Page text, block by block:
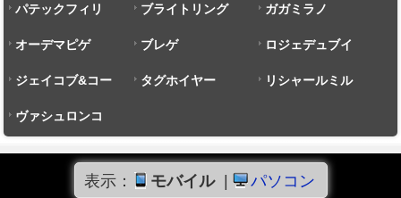
パテックフィリ
ップ
ブライトリング ガガミラノ
オーデマピゲ ブレゲ ロジェデュブイ
ジェイコブ&コー タグホイヤー リシャールミル
ヴァシュロンコ
ンスタンタン
表示： モバイル | パソコン